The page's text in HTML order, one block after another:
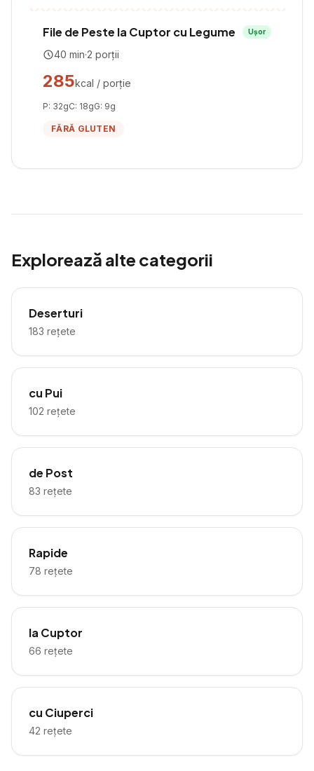
File de Peste la Cuptor cu Legume Ușor
40 min·2 porții
285kcal / porție
P: 32gC: 18gG: 9g
FĂRĂ GLUTEN
Explorează alte categorii
Deserturi
183 rețete
cu Pui
102 rețete
de Post
83 rețete
Rapide
78 rețete
la Cuptor
66 rețete
cu Ciuperci
42 rețete